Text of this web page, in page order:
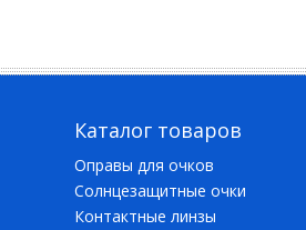
Каталог товаров
Оправы для очков
Солнцезащитные очки
Контактные линзы